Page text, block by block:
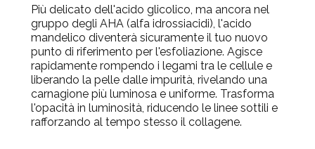
Più delicato dell'acido glicolico, ma ancora nel
gruppo degli AHA (alfa idrossiacidi), l'acido
mandelico diventerà sicuramente il tuo nuovo
punto di riferimento per l'esfoliazione. Agisce
rapidamente rompendo i legami tra le cellule e
liberando la pelle dalle impurità, rivelando una
carnagione più luminosa e uniforme. Trasforma
l'opacità in luminosità, riducendo le linee sottili e
rafforzando al tempo stesso il collagene.